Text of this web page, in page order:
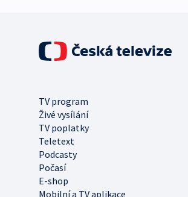
TV program
Živé vysílání
TV poplatky
Teletext
Podcasty
Počasí
E-shop
Mobilní a TV aplikace